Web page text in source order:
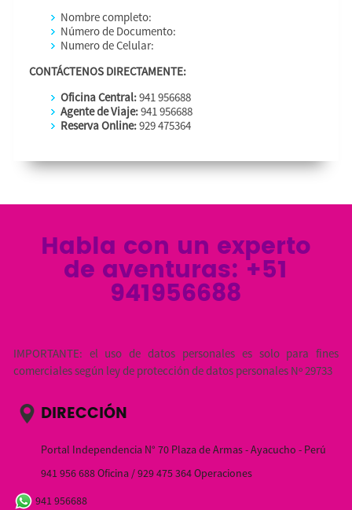
Nombre completo:
Número de Documento:
Numero de Celular:
CONTÁCTENOS DIRECTAMENTE:
Oficina Central:941 956688
Agente de Viaje:941 956688
Reserva Online:929 475364
Habla con un experto
de aventuras: +51
941956688
IMPORTANTE: el uso de datos personales es solo para fines
comerciales según ley de protección de datos personales Nº 29733
DIRECCIÓN
Portal Independencia N° 70 Plaza de Armas - Ayacucho - Perú
941 956 688 Oficina / 929 475 364 Operaciones
941 956688